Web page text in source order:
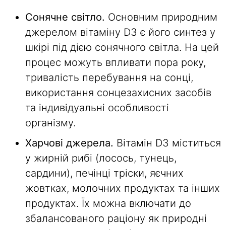
Сонячне світло. Основним природним
джерелом вітаміну D3 є його синтез у
шкірі під дією сонячного світла. На цей
процес можуть впливати пора року,
тривалість перебування на сонці,
використання сонцезахисних засобів
та індивідуальні особливості
організму.
Харчові джерела. Вітамін D3 міститься
у жирній рибі (лосось, тунець,
сардини), печінці тріски, яєчних
жовтках, молочних продуктах та інших
продуктах. Їх можна включати до
збалансованого раціону як природні